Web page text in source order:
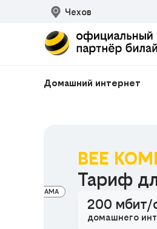
Чехов
Домашний интернет
BEE
Тариф
200 мбит/
домашнего
РЕКЛАМА